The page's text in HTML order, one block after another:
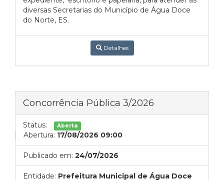
diversas Secretarias do Município de Água Doce
do Norte, ES.
Detalhes
Concorrência Pública 3/2026
Status: Aberta
Abertura: 17/08/2026 09:00
Publicado em: 24/07/2026
Entidade: Prefeitura Municipal de Água Doce